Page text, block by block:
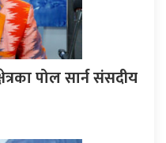
पोल सार्न संसदीय